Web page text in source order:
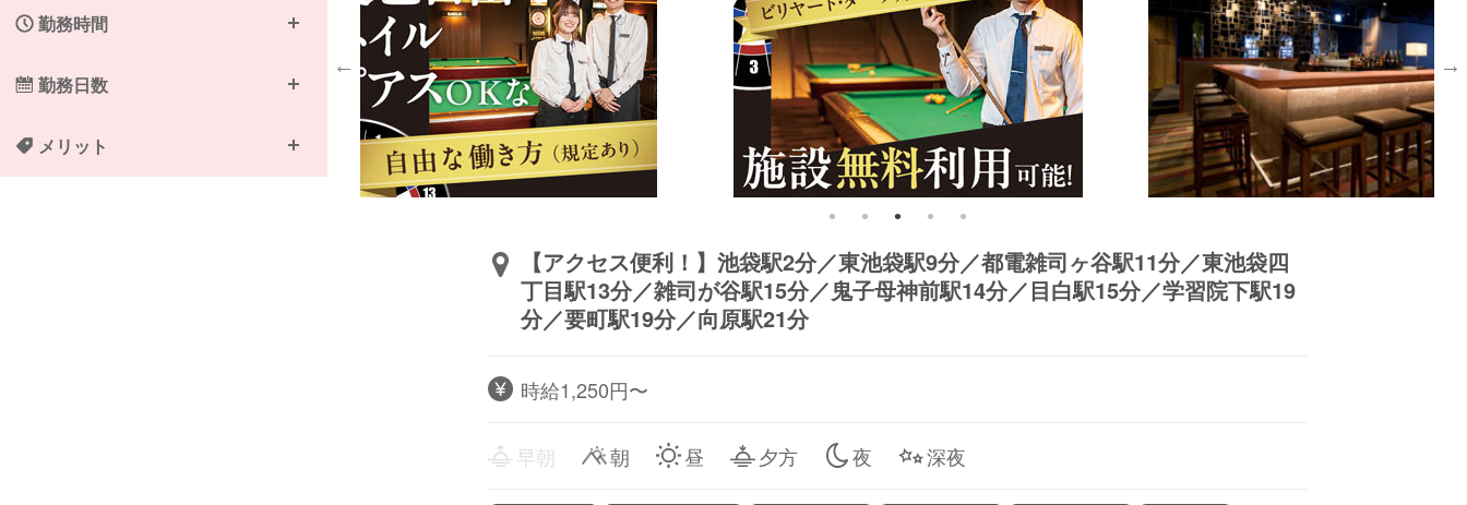
【アクセス便利！】池袋駅2分／東池袋駅9分／都電雑司ヶ谷駅11分／東池袋四
丁目駅13分／雑司が谷駅15分／鬼子母神前駅14分／目白駅15分／学習院下駅19
分／要町駅19分／向原駅21分
時給1,250円〜
早朝 朝 昼 夕方 夜 深夜
勤務時間
勤務日数
メリット